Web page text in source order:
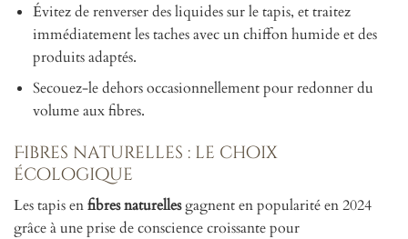
Évitez de renverser des liquides sur le tapis, et traitez
immédiatement les taches avec un chiffon humide et des
produits adaptés.
Secouez-le dehors occasionnellement pour redonner du
volume aux fibres.
Fibres naturelles : le choix
écologique
Les tapis enfibres naturellesgagnent en popularité en 2024
grâce à une prise de conscience croissante pour